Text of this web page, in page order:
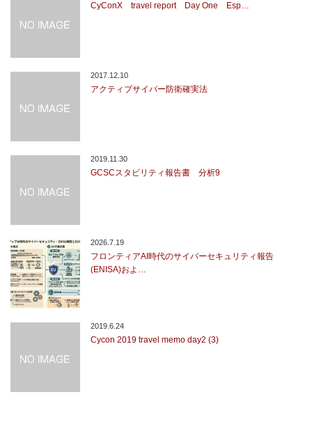
CyConX travel report Day One Esp…
2017.12.10
アクティブサイバー防衛確実法
2019.11.30
GCSCスタビリティ報告書 分析9
2026.7.19
フロンティアAI時代のサイバーセキュリティ報告
(ENISA)およ…
2019.6.24
Cycon 2019 travel memo day2 (3)